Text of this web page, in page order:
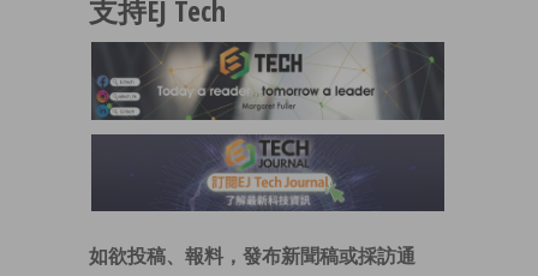
支持EJ Tech
如欲投稿、報料，發布新聞稿或採訪通